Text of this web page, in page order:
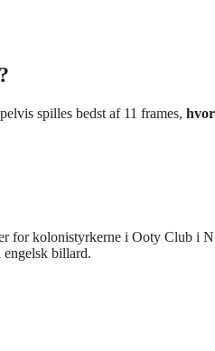
spilles bedst af 11 frames, hvor
for kolonistyrkerne i Ooty Club i
engelsk billard.